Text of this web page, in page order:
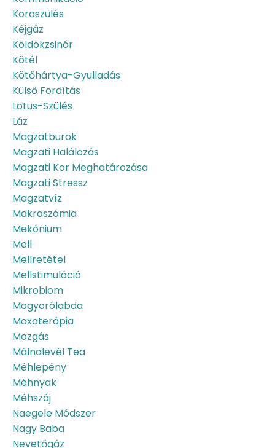
Koraszülés
Kéjgáz
Köldökzsinór
Kötél
Kötőhártya-Gyulladás
Külső Fordítás
Lotus-Szülés
Láz
Magzatburok
Magzati Halálozás
Magzati Kor Meghatározása
Magzati Stressz
Magzatvíz
Makroszómia
Mekónium
Mell
Mellretétel
Mellstimuláció
Mikrobiom
Mogyorólabda
Moxaterápia
Mozgás
Málnalevél Tea
Méhlepény
Méhnyak
Méhszáj
Naegele Módszer
Nagy Baba
Nevetőgáz